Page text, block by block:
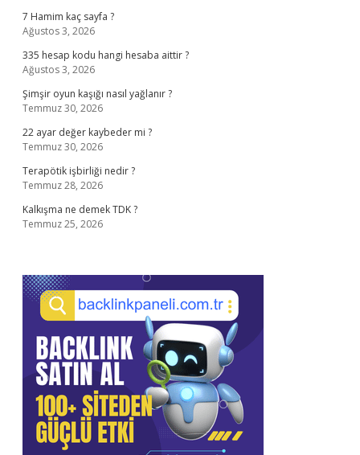
7 Hamim kaç sayfa ?
Ağustos 3, 2026
335 hesap kodu hangi hesaba aittir ?
Ağustos 3, 2026
Şimşir oyun kaşığı nasıl yağlanır ?
Temmuz 30, 2026
22 ayar değer kaybeder mi ?
Temmuz 30, 2026
Terapötik işbirliği nedir ?
Temmuz 28, 2026
Kalkışma ne demek TDK ?
Temmuz 25, 2026